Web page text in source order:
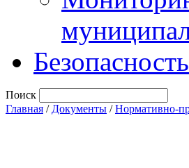
Поиск
Главная / Документы /Нормативно-